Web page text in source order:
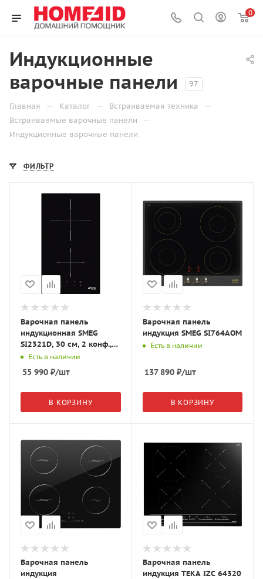
0
Индукционные
варочные панели
97
Главная — Каталог — Встраиваемая техника —
Встраиваемые варочные панели —
Индукционные варочные панели
ФИЛЬТР
Варочная панель
индукционная SMEG
SI2321D, 30 см, 2 конф.,
прямой край, чёрное
Есть в наличии
55 990 ₽/шт
В КОРЗИНУ
Варочная панель
индукция SMEG SI764AOM
Есть в наличии
137 890₽/шт
В КОРЗИНУ
Варочная панель
индукция
Варочная панель
индукция TEKA IZC 64320